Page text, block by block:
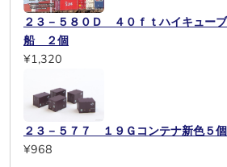
２３－５８０Ｄ ４０ｆｔハイキュー
船 ２個
¥1,320
２３－５７７ １９Ｇコンテナ新色５個
¥968